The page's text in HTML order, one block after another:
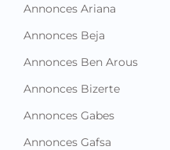
Annonces Ariana
Annonces Beja
Annonces Ben Arous
Annonces Bizerte
Annonces Gabes
Annonces Gafsa